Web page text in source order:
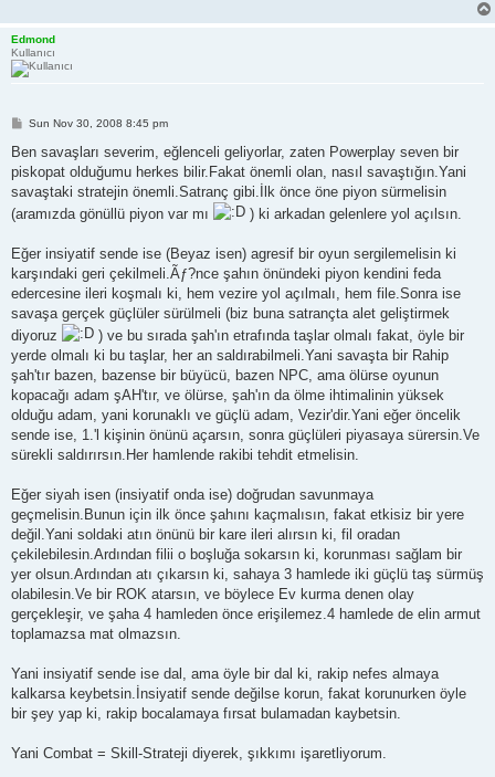
Edmond
Kullanıcı
P
s
Sun Nov 30, 2008 8:45 pm
Ben savaşları severim, eğlenceli geliyorlar, zaten Powerplay seven bir
piskopat olduğumu herkes bilir.Fakat önemli olan, nasıl savaştığın.Yani
savaştaki stratejin önemli.Satranç gibi.İlk önce öne piyon sürmelisin
(aramızda gönüllü piyon var mı
) ki arkadan gelenlere yol açılsın.
Eğer insiyatif sende ise (Beyaz isen) agresif bir oyun sergilemelisin ki
karşındaki geri çekilmeli.Ãƒ?nce şahın önündeki piyon kendini feda
edercesine ileri koşmalı ki, hem vezire yol açılmalı, hem file.Sonra ise
savaşa gerçek güçlüler sürülmeli (biz buna satrançta alet geliştirmek
diyoruz
) ve bu sırada şah'ın etrafında taşlar olmalı fakat, öyle bir
yerde olmalı ki bu taşlar, her an saldırabilmeli.Yani savaşta bir Rahip
şah'tır bazen, bazense bir büyücü, bazen NPC, ama ölürse oyunun
kopacağı adam şAH'tır, ve ölürse, şah'ın da ölme ihtimalinin yüksek
olduğu adam, yani korunaklı ve güçlü adam, Vezir'dir.Yani eğer öncelik
sende ise, 1.'l kişinin önünü açarsın, sonra güçlüleri piyasaya sürersin.Ve
sürekli saldırırsın.Her hamlende rakibi tehdit etmelisin.
Eğer siyah isen (insiyatif onda ise) doğrudan savunmaya
geçmelisin.Bunun için ilk önce şahını kaçmalısın, fakat etkisiz bir yere
değil.Yani soldaki atın önünü bir kare ileri alırsın ki, fil oradan
çekilebilesin.Ardından filii o boşluğa sokarsın ki, korunması sağlam bir
yer olsun.Ardından atı çıkarsın ki, sahaya 3 hamlede iki güçlü taş sürmüş
olabilesin.Ve bir ROK atarsın, ve böylece Ev kurma denen olay
gerçekleşir, ve şaha 4 hamleden önce erişilemez.4 hamlede de elin armut
toplamazsa mat olmazsın.
Yani insiyatif sende ise dal, ama öyle bir dal ki, rakip nefes almaya
kalkarsa keybetsin.İnsiyatif sende değilse korun, fakat korunurken öyle
bir şey yap ki, rakip bocalamaya fırsat bulamadan kaybetsin.
Yani Combat = Skill-Strateji diyerek, şıkkımı işaretliyorum.